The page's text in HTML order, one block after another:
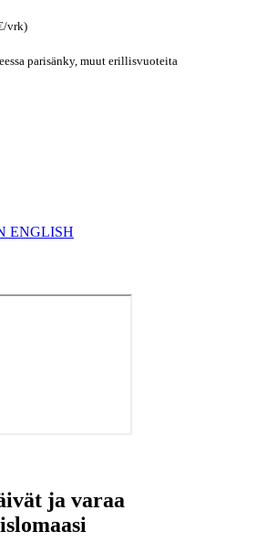
vrk)
parisänky, muut erillisvuoteita
ENGLISH
ja varaa